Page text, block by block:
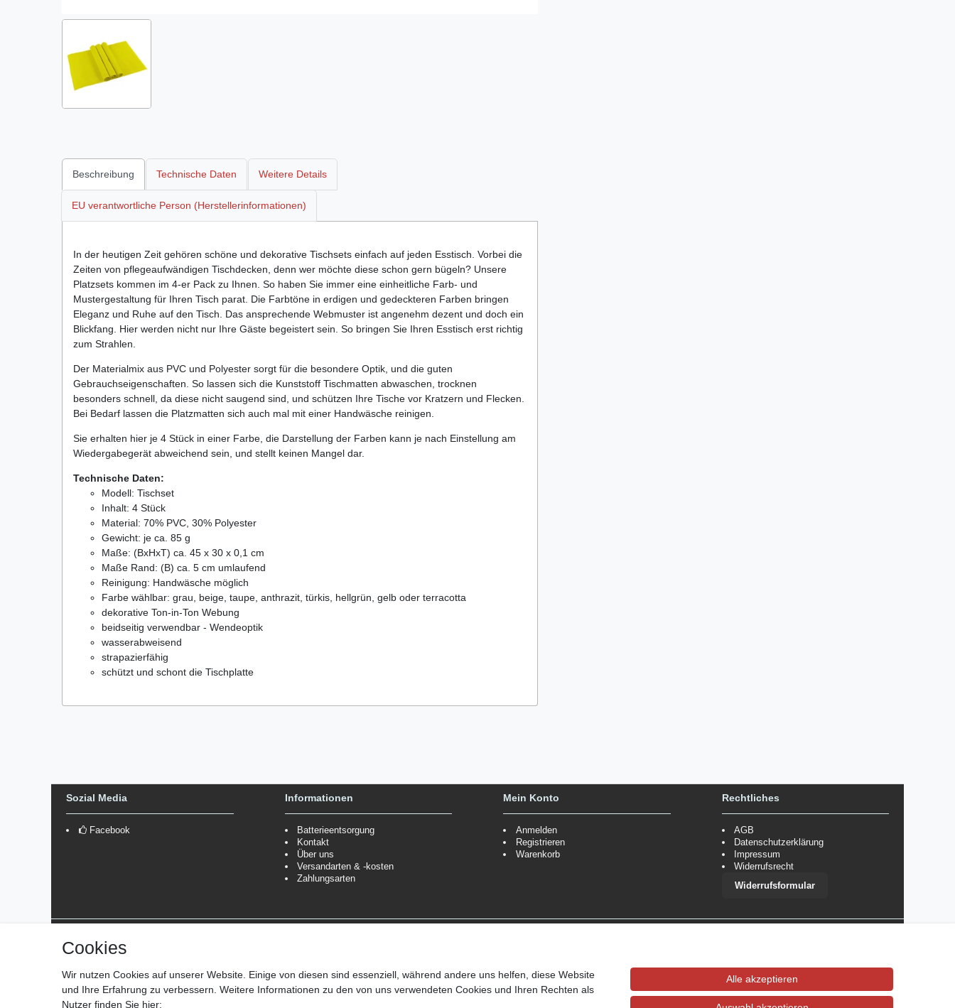
Beschreibung Technische Daten Weitere Details
EU verantwortliche Person (Herstellerinformationen)
In der heutigen Zeit gehören schöne und dekorative Tischsets einfach auf jeden Esstisch. Vorbei die
Zeiten von pflegeaufwändigen Tischdecken, denn wer möchte diese schon gern bügeln? Unsere
Platzsets kommen im 4-er Pack zu Ihnen. So haben Sie immer eine einheitliche Farb- und
Mustergestaltung für Ihren Tisch parat. Die Farbtöne in erdigen und gedeckteren Farben bringen
Eleganz und Ruhe auf den Tisch. Das ansprechende Webmuster ist angenehm dezent und doch ein
Blickfang. Hier werden nicht nur Ihre Gäste begeistert sein. So bringen Sie Ihren Esstisch erst richtig
zum Strahlen.
Der Materialmix aus PVC und Polyester sorgt für die besondere Optik, und die guten
Gebrauchseigenschaften. So lassen sich die Kunststoff Tischmatten abwaschen, trocknen
besonders schnell, da diese nicht saugend sind, und schützen Ihre Tische vor Kratzern und Flecken.
Bei Bedarf lassen die Platzmatten sich auch mal mit einer Handwäsche reinigen.
Sie erhalten hier je 4 Stück in einer Farbe, die Darstellung der Farben kann je nach Einstellung am
Wiedergabegerät abweichend sein, und stellt keinen Mangel dar.
Technische Daten:
Modell: Tischset
Inhalt: 4 Stück
Material: 70% PVC, 30% Polyester
Gewicht: je ca. 85 g
Maße: (BxHxT) ca. 45 x 30 x 0,1 cm
Maße Rand: (B) ca. 5 cm umlaufend
Reinigung: Handwäsche möglich
Farbe wählbar: grau, beige, taupe, anthrazit, türkis, hellgrün, gelb oder terracotta
dekorative Ton-in-Ton Webung
beidseitig verwendbar - Wendeoptik
wasserabweisend
strapazierfähig
schützt und schont die Tischplatte
Sozial Media
Facebook
Informationen
Batterieentsorgung
Kontakt
Über uns
Versandarten & -kosten
Zahlungsarten
Mein Konto
Anmelden
Registrieren
Warenkorb
Rechtliches
AGB
Datenschutzerklärung
Impressum
Widerrufsrecht
Widerrufsformular
*Lieferzeit: 1-3 Werktage / 4-5 Werktage - je nach Artikelgruppe.
Cookies
Wir nutzen Cookies auf unserer Website. Einige von diesen sind essenziell, während andere uns helfen, diese Website
und Ihre Erfahrung zu verbessern. Weitere Informationen zu den von uns verwendeten Cookies und Ihren Rechten als
Nutzer finden Sie hier:
Alle akzeptieren